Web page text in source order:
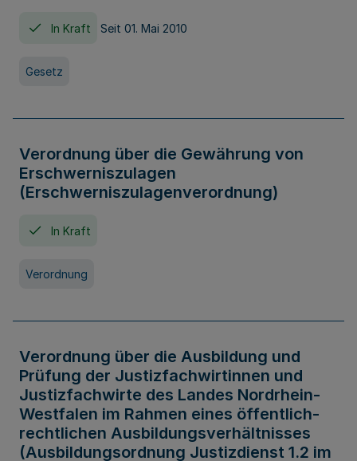
In Kraft Seit 01. Mai 2010
Gesetz
Verordnung über die Gewährung von
Erschwerniszulagen
(Erschwerniszulagenverordnung)
In Kraft
Verordnung
Verordnung über die Ausbildung und
Prüfung der Justizfachwirtinnen und
Justizfachwirte des Landes Nordrhein-
Westfalen im Rahmen eines öffentlich-
rechtlichen Ausbildungsverhältnisses
(Ausbildungsordnung Justizdienst 1.2 im